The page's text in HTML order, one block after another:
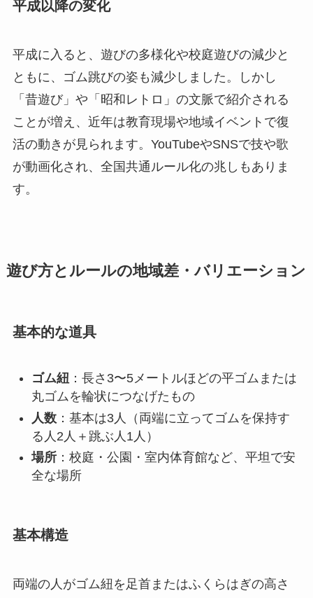
平成以降の変化
平成に入ると、遊びの多様化や校庭遊びの減少と
ともに、ゴム跳びの姿も減少しました。しかし
「昔遊び」や「昭和レトロ」の文脈で紹介される
ことが増え、近年は教育現場や地域イベントで復
活の動きが見られます。YouTubeやSNSで技や歌
が動画化され、全国共通ルール化の兆しもありま
す。
遊び方とルールの地域差・バリエーション
基本的な道具
ゴム紐：長さ3〜5メートルほどの平ゴムまたは
丸ゴムを輪状につなげたもの
人数：基本は3人（両端に立ってゴムを保持す
る人2人＋跳ぶ人1人）
場所：校庭・公園・室内体育館など、平坦で安
全な場所
基本構造
両端の人がゴム紐を足首またはふくらはぎの高さ